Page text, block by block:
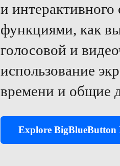
и
функциями, как
голосовой и
использование
времени и общие
Explore BigBlueButton